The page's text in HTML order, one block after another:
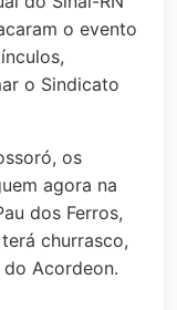
o evento
o Sindicato
os
agora na
dos Ferros,
churrasco,
Acordeon.